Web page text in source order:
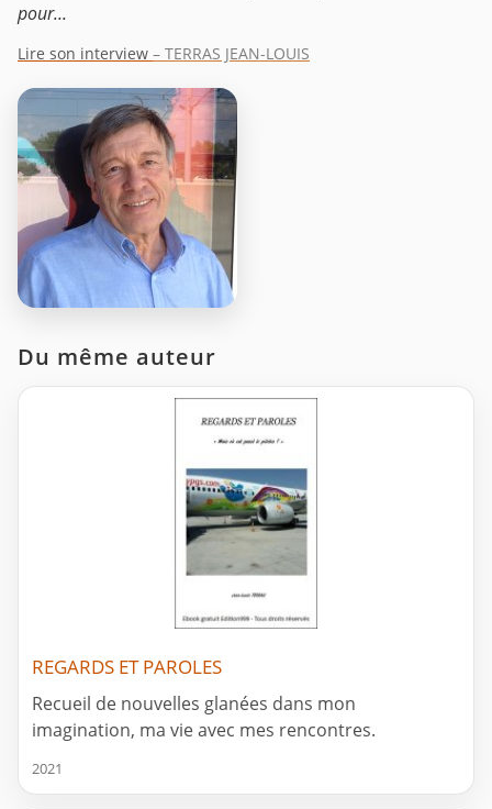
pour...
Lire son interview – TERRAS JEAN-LOUIS
Du même auteur
REGARDS ET PAROLES
Recueil de nouvelles glanées dans mon
imagination, ma vie avec mes rencontres.
2021